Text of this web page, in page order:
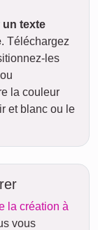
un texte
. Téléchargez
les
la couleur
et blanc ou le
la création à
vous